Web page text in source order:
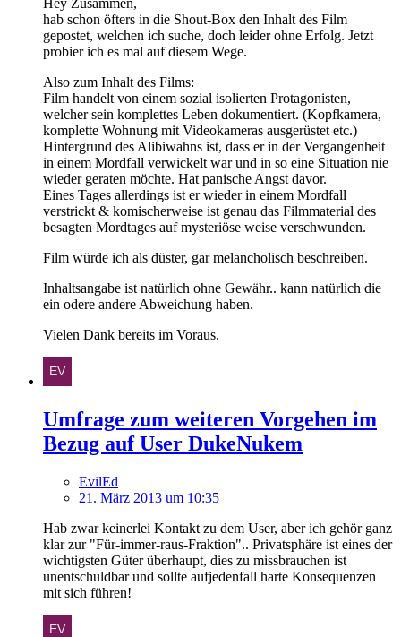
Hey Zusammen,
hab schon öfters in die Shout-Box den Inhalt des Film
gepostet, welchen ich suche, doch leider ohne Erfolg. Jetzt
probier ich es mal auf diesem Wege.
Also zum Inhalt des Films:
Film handelt von einem sozial isolierten Protagonisten,
welcher sein komplettes Leben dokumentiert. (Kopfkamera,
komplette Wohnung mit Videokameras ausgerüstet etc.)
Hintergrund des Alibiwahns ist, dass er in der Vergangenheit
in einem Mordfall verwickelt war und in so eine Situation nie
wieder geraten möchte. Hat panische Angst davor.
Eines Tages allerdings ist er wieder in einem Mordfall
verstrickt & komischerweise ist genau das Filmmaterial des
besagten Mordtages auf mysteriöse weise verschwunden.
Film würde ich als düster, gar melancholisch beschreiben.
Inhaltsangabe ist natürlich ohne Gewähr.. kann natürlich die
ein odere andere Abweichung haben.
Vielen Dank bereits im Voraus.
Umfrage zum weiteren Vorgehen im
Bezug auf User DukeNukem
EvilEd
21. März 2013 um 10:35
Hab zwar keinerlei Kontakt zu dem User, aber ich gehör ganz
klar zur "Für-immer-raus-Fraktion".. Privatsphäre ist eines der
wichtigsten Güter überhaupt, dies zu missbrauchen ist
unentschuldbar und sollte aufjedenfall harte Konsequenzen
mit sich führen!